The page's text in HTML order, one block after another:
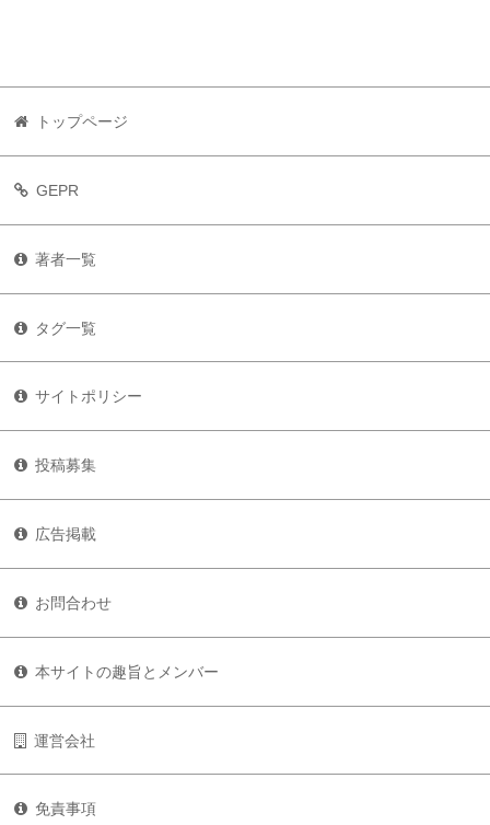
トップページ
GEPR
著者一覧
タグ一覧
サイトポリシー
投稿募集
広告掲載
お問合わせ
本サイトの趣旨とメンバー
運営会社
免責事項